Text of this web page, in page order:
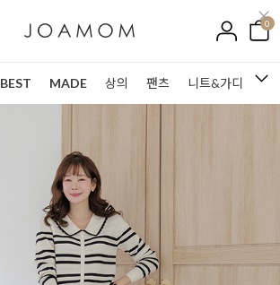
0
BEST MADE 상의 팬츠 니트&가디건